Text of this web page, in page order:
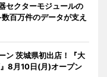
セクターモジュールの
百万件のデータが支え
ン 茨城県初出店！『大
8月10日(月)オープン